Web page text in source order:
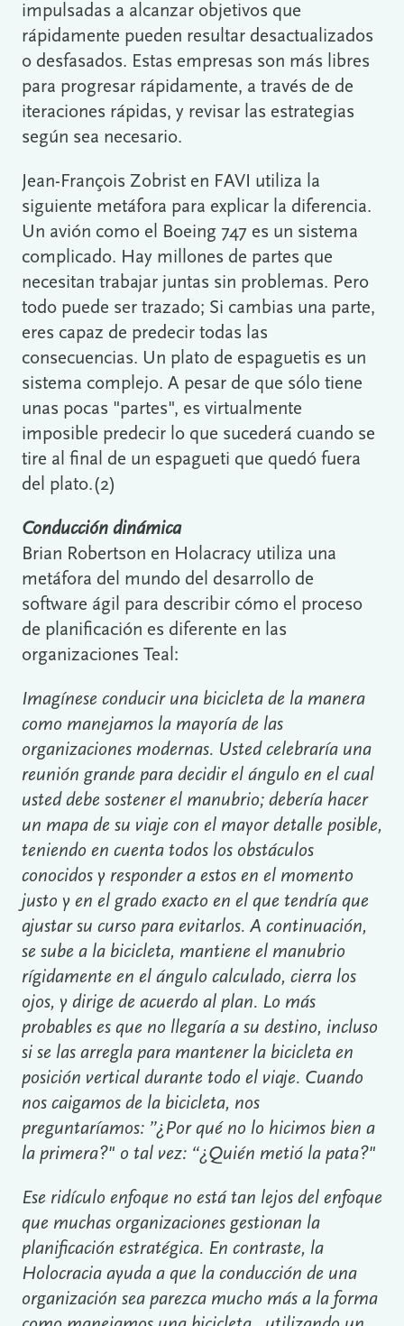
impulsadas a alcanzar objetivos que
rápidamente pueden resultar desactualizados
o desfasados. Estas empresas son más libres
para progresar rápidamente, a través de de
iteraciones rápidas, y revisar las estrategias
según sea necesario.
Jean-François Zobrist en FAVI utiliza la
siguiente metáfora para explicar la diferencia.
Un avión como el Boeing 747 es un sistema
complicado. Hay millones de partes que
necesitan trabajar juntas sin problemas. Pero
todo puede ser trazado; Si cambias una parte,
eres capaz de predecir todas las
consecuencias. Un plato de espaguetis es un
sistema complejo. A pesar de que sólo tiene
unas pocas "partes", es virtualmente
imposible predecir lo que sucederá cuando se
tire al final de un espagueti que quedó fuera
del plato.(2)
Conducción dinámica
Brian Robertson en Holacracy utiliza una
metáfora del mundo del desarrollo de
software ágil para describir cómo el proceso
de planificación es diferente en las
organizaciones Teal:
Imagínese conducir una bicicleta de la manera
como manejamos la mayoría de las
organizaciones modernas. Usted celebraría una
reunión grande para decidir el ángulo en el cual
usted debe sostener el manubrio; debería hacer
un mapa de su viaje con el mayor detalle posible,
teniendo en cuenta todos los obstáculos
conocidos y responder a estos en el momento
justo y en el grado exacto en el que tendría que
ajustar su curso para evitarlos. A continuación,
se sube a la bicicleta, mantiene el manubrio
rígidamente en el ángulo calculado, cierra los
ojos, y dirige de acuerdo al plan. Lo más
probables es que no llegaría a su destino, incluso
si se las arregla para mantener la bicicleta en
posición vertical durante todo el viaje. Cuando
nos caigamos de la bicicleta, nos
preguntaríamos: ”¿Por qué no lo hicimos bien a
la primera?" o tal vez: “¿Quién metió la pata?"
Ese ridículo enfoque no está tan lejos del enfoque
que muchas organizaciones gestionan la
planificación estratégica. En contraste, la
Holocracia ayuda a que la conducción de una
organización sea parezca mucho más a la forma